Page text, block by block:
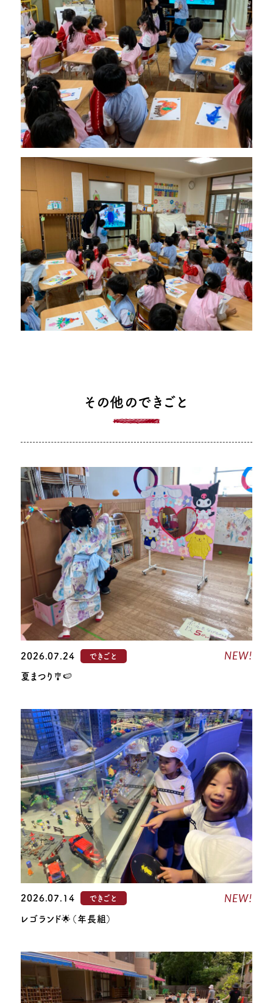
その他のできごと
2026.07.24 できごと NEW!
夏まつり🎐🍉
2026.07.14 できごと NEW!
レゴランド🌟（年長組）